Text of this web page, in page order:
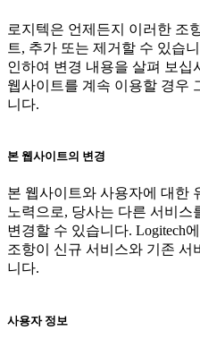
로지텍은 언제든지 이러한 조
트, 추가 또는 제거할 수 있습
인하여 변경 내용을 살펴 보십
웹사이트를 계속 이용할 경우
니다.
본 웹사이트의 변경
본 웹사이트와 사용자에 대한
노력으로, 당사는 다른 서비
변경할 수 있습니다. Logitech
조항이 신규 서비스와 기존 서
니다.
사용자 정보